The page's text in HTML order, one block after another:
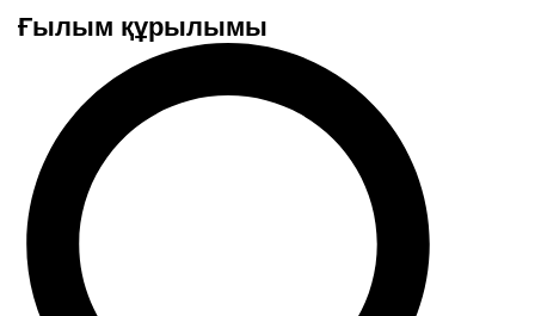
Ғылым құрылымы